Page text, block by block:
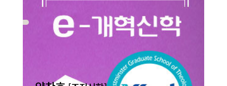
연구
바로보기